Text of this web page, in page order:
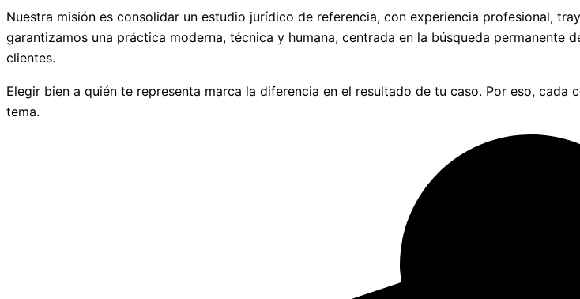
Nuestra misión es consolidar un estudio jurídico de referencia, con experiencia profesional,
garantizamos una práctica moderna, técnica y humana, centrada en la búsqueda
clientes.
Elegir bien a quién te representa marca la diferencia en el resultado de tu caso. Por eso,
tema.